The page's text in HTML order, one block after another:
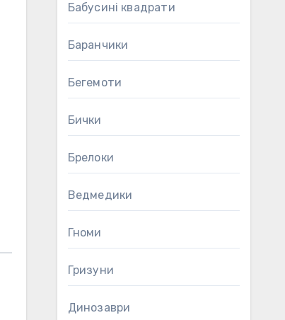
Бабусині квадрати
Баранчики
Бегемоти
Бички
Брелоки
Ведмедики
Гноми
Гризуни
Динозаври